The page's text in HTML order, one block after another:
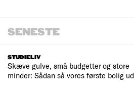
SENESTE
STUDIELIV
Skæve gulve, små budgetter og store
minder: Sådan så vores første bolig ud